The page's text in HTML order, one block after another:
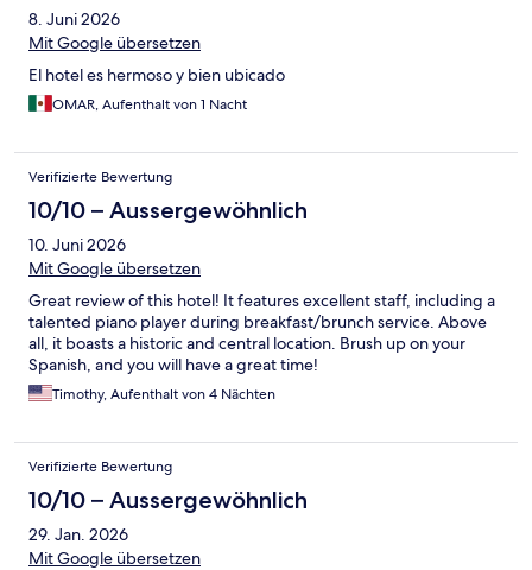
8. Juni 2026
Mit Google übersetzen
El hotel es hermoso y bien ubicado
OMAR, Aufenthalt von 1 Nacht
Verifizierte Bewertung
10/10 – Aussergewöhnlich
10. Juni 2026
Mit Google übersetzen
Great review of this hotel! It features excellent staff, including a
talented piano player during breakfast/brunch service. Above
all, it boasts a historic and central location. Brush up on your
Spanish, and you will have a great time!
Timothy, Aufenthalt von 4 Nächten
Verifizierte Bewertung
10/10 – Aussergewöhnlich
29. Jan. 2026
Mit Google übersetzen